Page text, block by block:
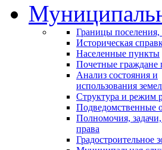
Границы поселения,
Историческая
Населенные пункты
Почетные граждане
Анализ состояния и
использования
Структура и режим
Подведомственные
Полномочия,
права
Градостроительное